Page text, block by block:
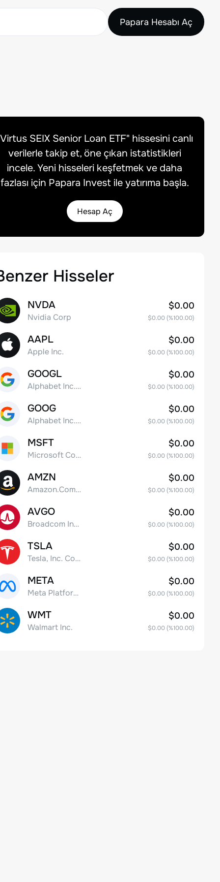
Papara Hesabı Aç
Virtus SEIX Senior Loan ETF" hissesini canlı
verilerle takip et, öne çıkan istatistikleri
incele. Yeni hisseleri keşfetmek ve daha
fazlası için Papara Invest ile yatırıma başla.
Hesap Aç
Hisseler
NVDA
Nvidia Corp
$0.00
$0.00(%100.00)
AAPL
Apple Inc.
$0.00
$0.00(%100.00)
GOOGL
Alphabet Inc. Class A Common Stock
$0.00
$0.00(%100.00)
GOOG
Alphabet Inc. Class C Capital Stock
$0.00
$0.00(%100.00)
MSFT
Microsoft Corp
$0.00
$0.00(%100.00)
AMZN
Amazon.Com Inc
$0.00
$0.00(%100.00)
AVGO
Broadcom Inc. Common Stock
$0.00
$0.00(%100.00)
TSLA
Tesla, Inc. Common Stock
$0.00
$0.00(%100.00)
META
Meta Platforms, Inc. Class A Common Stock
$0.00
$0.00(%100.00)
WMT
Walmart Inc.
$0.00
$0.00(%100.00)